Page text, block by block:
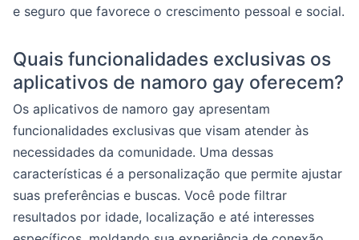
e seguro que favorece o crescimento pessoal e social.
Quais funcionalidades exclusivas os
aplicativos de namoro gay oferecem?
Os aplicativos de namoro gay apresentam
funcionalidades exclusivas que visam atender às
necessidades da comunidade. Uma dessas
características é a personalização que permite ajustar
suas preferências e buscas. Você pode filtrar
resultados por idade, localização e até interesses